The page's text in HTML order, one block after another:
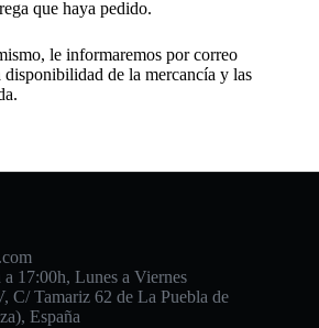
que haya pedido.
le informaremos por correo
disponibilidad de la mercancía y las
17:00h, Lunes a Viernes
C/ Tamariz 62 de La Puebla de
España